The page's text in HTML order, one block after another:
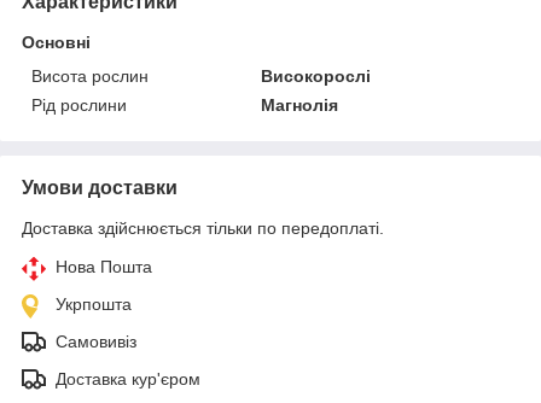
Основні
Висота рослин
Високорослі
Рід рослини
Магнолія
Умови доставки
Доставка здійснюється тільки по передоплаті.
Нова Пошта
Укрпошта
Самовивіз
Доставка кур'єром